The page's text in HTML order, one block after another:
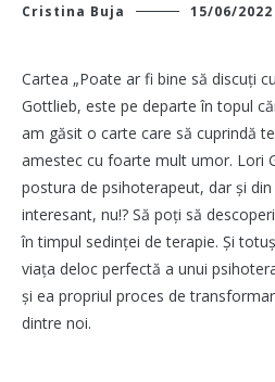
Cristina Buja
15/06/2022
Cartea „Poate ar fi bine să discuți
Gottlieb, este pe departe în topul
am găsit o carte care să cuprindă
amestec cu foarte mult umor. Lori
postura de psihoterapeut, dar și din
interesant, nu!? Să poți să
în timpul sedinței de terapie. Și
viața deloc perfectă a unui
și ea propriul proces de
dintre noi.